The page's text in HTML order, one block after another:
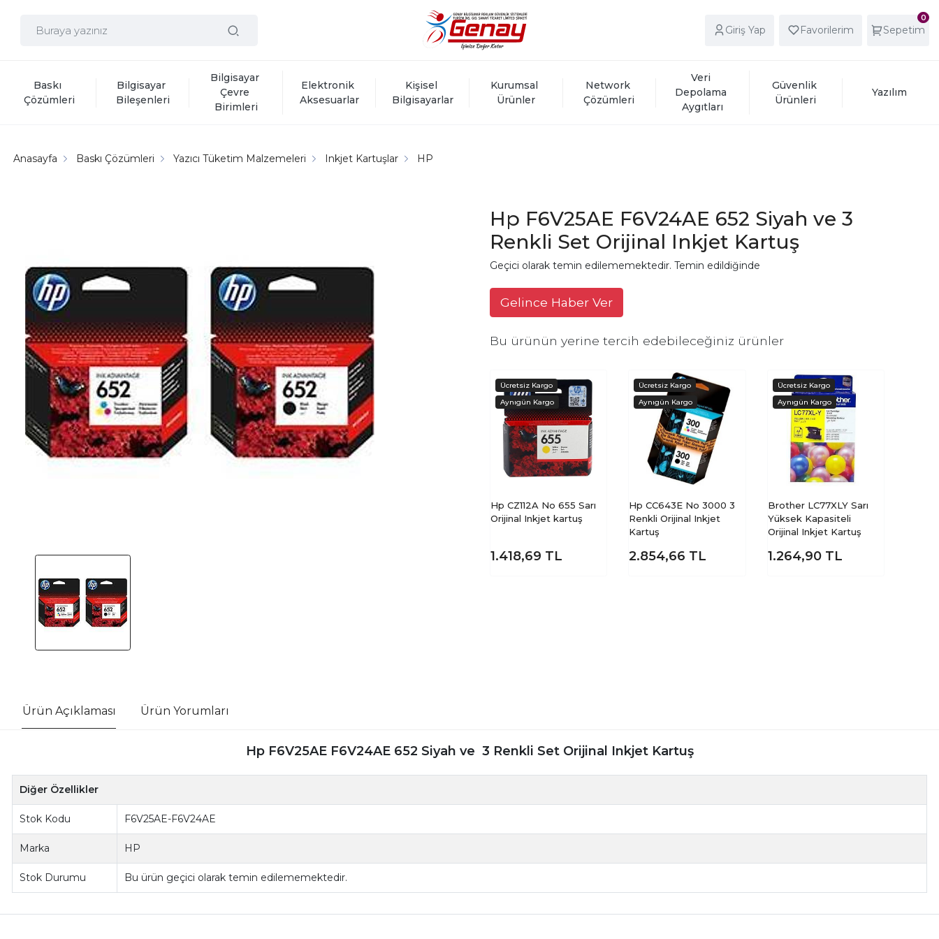
Giriş Yap Favorilerim
0
Sepetim
Baskı
Çözümleri
Bilgisayar
Bileşenleri
Bilgisayar
Çevre
Birimleri
Elektronik
Aksesuarlar
Kişisel
Bilgisayarlar
Kurumsal
Ürünler
Network
Çözümleri
Veri
Depolama
Aygıtları
Güvenlik
Ürünleri
Yazılım
Anasayfa Baskı Çözümleri Yazıcı Tüketim Malzemeleri Inkjet Kartuşlar HP
Hp F6V25AE F6V24AE 652 Siyah ve 3
Renkli Set Orijinal Inkjet Kartuş
Geçici olarak temin edilememektedir. Temin edildiğinde
Gelince Haber Ver
Bu ürünün yerine tercih edebileceğiniz ürünler
Hp CZ112A No 655 Sarı
Orijinal Inkjet kartuş
1.418,69 TL
Hp CC643E No 3000 3
Renkli Orijinal Inkjet
Kartuş
2.854,66 TL
Brother LC77XLY Sarı
Yüksek Kapasiteli
Orijinal Inkjet Kartuş
1.264,90 TL
Ürün Açıklaması Ürün Yorumları
Hp F6V25AE F6V24AE 652 Siyah ve 3 Renkli Set Orijinal Inkjet Kartuş
Diğer Özellikler
Stok Kodu F6V25AE-F6V24AE
Marka HP
Stok Durumu Bu ürün geçici olarak temin edilememektedir.